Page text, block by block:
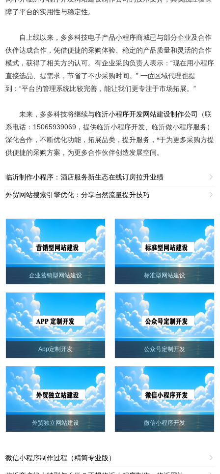
障了平台的实用性与稳定性。
自上线以来，多多科技电子产品小程序商城已与部分企业及合作
伙伴达成合作，凭借便捷的采购体验、稳定的产品质量和灵活的合作
模式，获得了相关方的认可。有企业采购负责人表示：“现在用小程序
直接选品、提需求，节省了不少采购时间。” 一位区域代理也提
到：“平台的管理系统比较完善，能让我们更专注于市场拓展。”
未来，多多科技将继续与临沂小程序开发网站建设制作公司
（联
系电话：15065939069，提供临沂小程序开发、临沂做小程序服务）
深化合作，不断优化功能，拓展品类，提升服务，*于为更多采购方提
供便捷的采购方案，为更多合作伙伴创造发展空间。
临沂制作小程序：酒店服务新生态在线订房拉升业绩 
外贸网站搜索引擎优化：分享自然流量提升技巧 
企业营销型网站建设 标准型网站建设
App定制开发 公众号定制开发
外贸独立网站建设 微信小程序开发
微信小程序制作过程（精简专业版） 